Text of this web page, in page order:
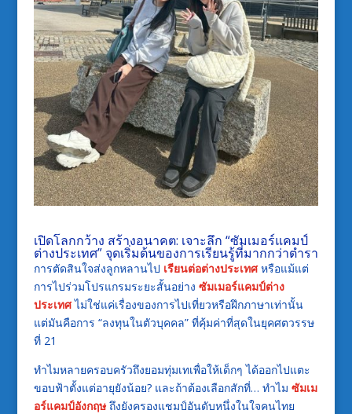
เปิดโลกกว้าง สร้างอนาคต: เจาะลึก “ซัมเมอร์แคมป์
ต่างประเทศ” จุดเริ่มต้นของการเรียนรู้ที่มากกว่าตำรา
การตัดสินใจส่งลูกหลานไป เรียนต่อต่างประเทศหรือแม้แต่
การไปร่วมโปรแกรมระยะสั้นอย่าง ซัมเมอร์แคมป์ต่าง
ประเทศ ไม่ใช่แค่เรื่องของการไปเที่ยวหรือฝึกภาษาเท่านั้น
แต่มันคือการ “ลงทุนในตัวบุคคล” ที่คุ้มค่าที่สุดในยุคศตวรรษ
ที่ 21
ทำไมหลายครอบครัวถึงยอมทุ่มเทเพื่อให้เด็กๆ ได้ออกไปแตะ
ขอบฟ้าตั้งแต่อายุยังน้อย? และถ้าต้องเลือกสักที่… ทำไม ซัมเม
อร์แคมป์อังกฤษ ถึงยังครองแชมป์อันดับหนึ่งในใจคนไทย